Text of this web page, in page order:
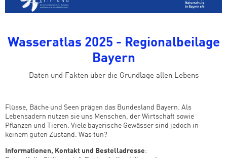
Wasseratlas 2025 - Regionalbeilage
Bayern
Daten und Fakten über die Grundlage allen Lebens
Flüsse, Bäche und Seen prägen das Bundesland Bayern. Als
Lebensadern nutzen sie uns Menschen, der Wirtschaft sowie
Pflanzen und Tieren. Viele bayerische Gewässer sind jedoch in
keinem guten Zustand. Was tun?
Informationen, Kontakt und Bestelladresse: